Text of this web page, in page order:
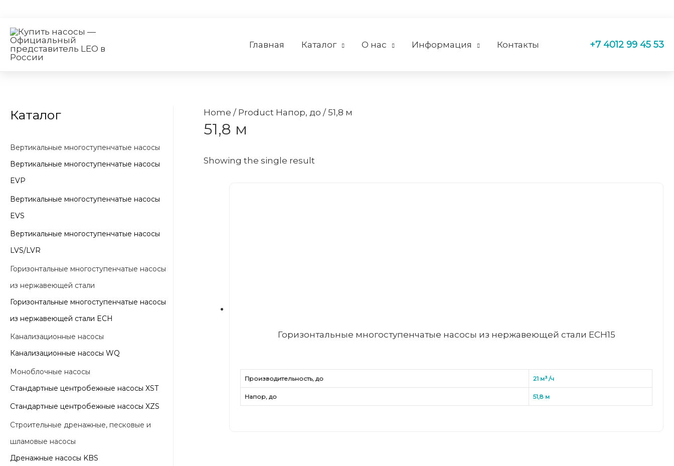
Главная Каталог О нас Информация Контакты +7 4012 99 45 53
Каталог
Вертикальные многоступенчатые насосы
Вертикальные многоступенчатые насосы
EVP
Вертикальные многоступенчатые насосы
EVS
Вертикальные многоступенчатые насосы
LVS/LVR
Горизонтальные многоступенчатые насосы
из нержавеющей стали
Горизонтальные многоступенчатые насосы
из нержавеющей стали ECH
Канализационные насосы
Канализационные насосы WQ
Моноблочные насосы
Стандартные центробежные насосы XST
Стандартные центробежные насосы XZS
Строительные дренажные, песковые и
шламовые насосы
Дренажные насосы KBS
Home / Product Напор, до / 51,8 м
51,8 м
Showing the single result
Горизонтальные многоступенчатые насосы из нержавеющей стали ECH15
Производительность, до 21 м³ /ч
Напор, до 51,8 м